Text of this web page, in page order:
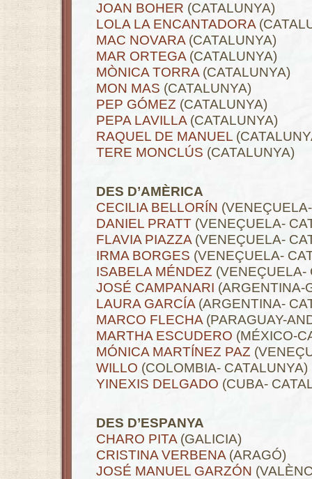
JOAN BOHER (CATALUNYA)
LOLA LA ENCANTADORA
MAC NOVARA (CATALUNYA)
MAR ORTEGA (CATALUNYA)
MÒNICA TORRA (CATALUNYA)
MON MAS (CATALUNYA)
PEP GÓMEZ (CATALUNYA)
PEPA LAVILLA (CATALUNYA)
RAQUEL DE MANUEL
TERE MONCLÚS (CATALUNYA)
DES D’AMÈRICA
CECILIA BELLORÍN
DANIEL PRATT (VENEÇUELA-
FLAVIA PIAZZA (VENEÇUELA-
IRMA BORGES (VENEÇUELA-
ISABELA MÉNDEZ (VENEÇUELA-
JOSÉ CAMPANARI (ARGENTINA-
LAURA GARCÍA (ARGENTINA-
MARCO FLECHA (PARAGUAY-
MARTHA ESCUDERO (MÉXICO-
MÓNICA MARTÍNEZ PAZ
WILLO (COLOMBIA- CATALUNYA)
YINEXIS DELGADO (CUBA-
DES D’ESPANYA
CHARO PITA (GALICIA)
CRISTINA VERBENA (ARAGÓ)
JOSÉ MANUEL GARZÓN